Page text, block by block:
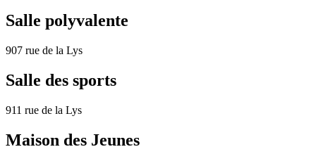
Salle polyvalente
907 rue de la Lys
Salle des sports
911 rue de la Lys
Maison des Jeunes